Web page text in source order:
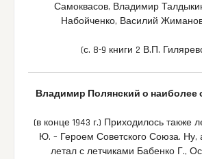
Самоквасов, Владимир
Набойченко, Василий
(с. 8-9 книги 2 В.П.
Владимир Полянский о наиболее
(в конце 1943 г.) Приходилось также
Ю. – Героем Советского Союза. Ну,
летал с летчиками Бабенко Г.,